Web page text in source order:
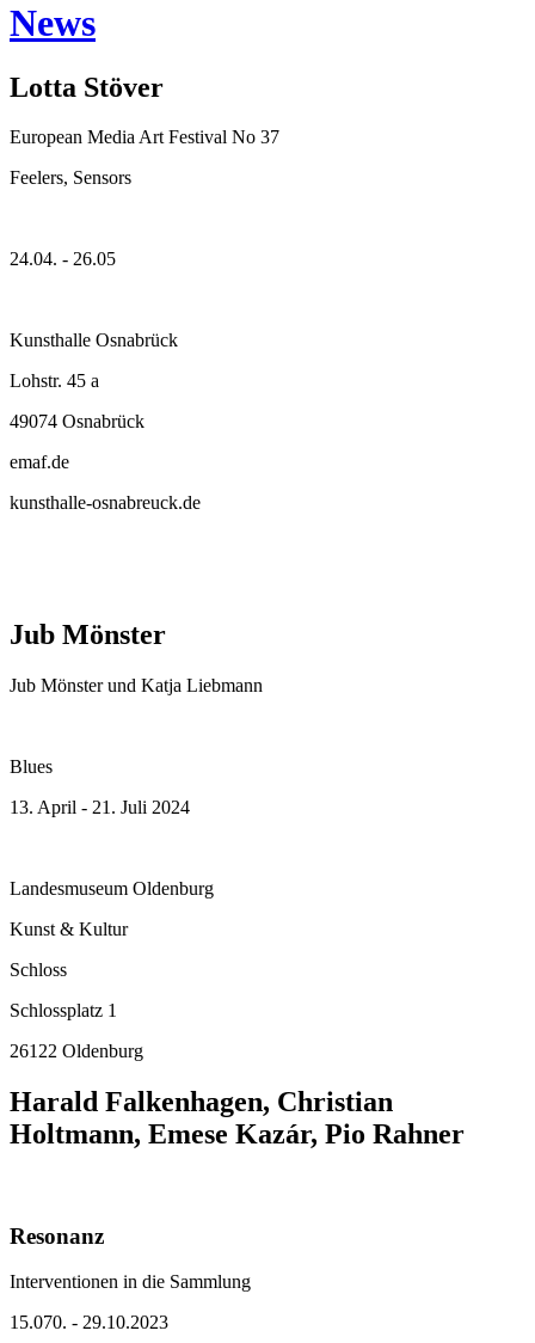
News
Lotta Stöver
European Media Art Festival No 37
Feelers, Sensors
24.04. - 26.05
Kunsthalle Osnabrück
Lohstr. 45 a
49074 Osnabrück
emaf.de
kunsthalle-osnabreuck.de
Jub Mönster
Jub Mönster und Katja Liebmann
Blues
13. April - 21. Juli 2024
Landesmuseum Oldenburg
Kunst & Kultur
Schloss
Schlossplatz 1
26122 Oldenburg
Harald Falkenhagen, Christian
Holtmann, Emese Kazár, Pio Rahner
Resonanz
Interventionen in die Sammlung
15.070. - 29.10.2023